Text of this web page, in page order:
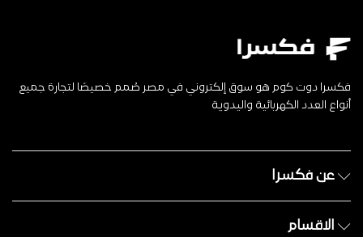
فكسرا دوت كوم هو سوق إلكتروني في مصر صُمم خصيصًا لتجارة جميع
أنواع العدد الكهربائية واليدوية
عن فكسرا
الاقسام